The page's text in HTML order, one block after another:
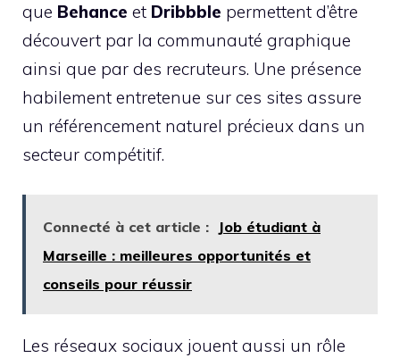
que Behance et Dribbble permettent d’être
découvert par la communauté graphique
ainsi que par des recruteurs. Une présence
habilement entretenue sur ces sites assure
un référencement naturel précieux dans un
secteur compétitif.
Connecté à cet article :
Job étudiant à
Marseille : meilleures opportunités et
conseils pour réussir
Les réseaux sociaux jouent aussi un rôle